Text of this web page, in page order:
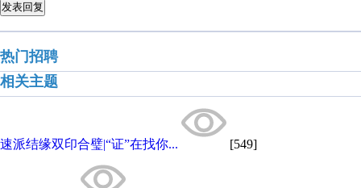
发表回复
热门招聘
相关主题
速派结缘双印合璧|“证”在找你... [549]